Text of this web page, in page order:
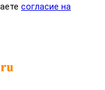
согласие на